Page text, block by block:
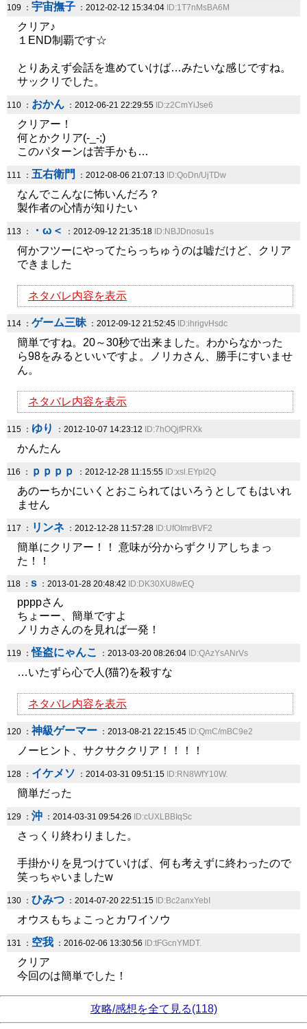
109 ： 宇宙撫子 ：2012-02-12 15:34:04 ID:1T7nMsBA6M
クリア♪
１END制覇です☆
とりあえず会話を進めていけば…みたいな感じですね。
サックリでした。
110 ： おかん ：2012-06-21 22:29:55 ID:z2CmYiJse6
クリアー！
何とかクリア(-_-;)
このパターンは苦手かも…
111 ： 五右衛門 ：2012-08-06 21:07:13 ID:QoDn/UjTDw
なんでこんなに怖いんだろ？
製作者の心情が知りたい
113 ： ・ω＜ ：2012-09-12 21:35:18 ID:NBJDnosu1s
何かフツーにやってたらっちゅうのは嘘だけど、クリア
できました
ネタバレ内容を表示
114 ： ゲーム三昧 ：2012-09-12 21:52:45 ID:ihrigvHsdc
簡単ですね。20～30秒で出来ました。わからなかった
ら98をみるといいですよ。ノリカさん、勝手にすいませ
ん。
ネタバレ内容を表示
115 ： ゆり ：2012-10-07 14:23:12 ID:7hOQjfPRXk
かんたん
116 ： ｐｐｐｐ ：2012-12-28 11:15:55 ID:xsl.EYpI2Q
あのーちかにいくとおこられてはいろうとしてもはいれ
ません
117 ： リンネ ：2012-12-28 11:57:28 ID:UfOImrBVF2
簡単にクリアー！！ 意味が分からずクリアしちまっ
た！！
118 ： s ：2013-01-28 20:48:42 ID:DK30XU8wEQ
ppppさん
ちょーー、簡単ですよ
ノリカさんのを見れば一発！
119 ：怪盗にゃんこ ：2013-03-20 08:26:04 ID:QAzYsANrVs
…いたずら心で人(猫?)を殺すな
ネタバレ内容を表示
120 ： 神級ゲーマー ：2013-08-21 22:15:45 ID:QmC/mBC9e2
ノーヒント、サクサククリア！！！！
128 ： イケメソ ：2014-03-31 09:51:15 ID:RN8WfY10W.
簡単だった
129 ： 沖 ：2014-03-31 09:54:26 ID:cUXLBBIqSc
さっくり終わりました。
手掛かりを見つけていけば、何も考えずに終わったので
笑っちゃいましたw
130 ： ひみつ ：2014-07-20 22:51:15 ID:Bc2anxYebI
オウスもちょこっとカワイソウ
131 ： 空我 ：2016-02-06 13:30:56 ID:tFGcnYMDT.
クリア
今回のは簡単でした！
攻略/感想を全て見る(118)